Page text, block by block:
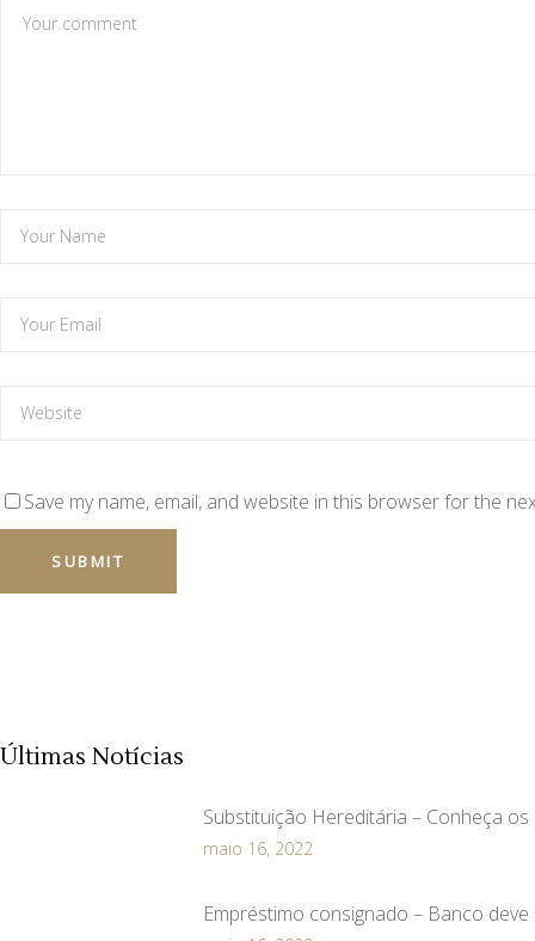
Save my name, email, and website in this browser for the
Últimas Notícias
Substituição Hereditária – Conheça
maio 16, 2022
Empréstimo consignado – Banco